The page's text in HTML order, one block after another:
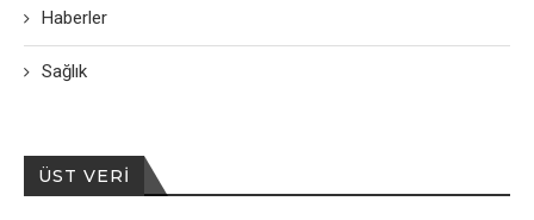
Haberler
Sağlık
ÜST VERI